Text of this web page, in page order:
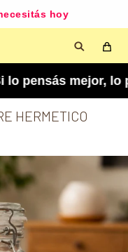
hoy
mejor, lo
HERMETICO